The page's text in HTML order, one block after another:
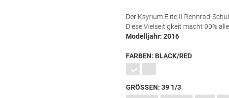
Der Ksyrium Elite II Rennrad-
Diese Vielseitigkeit macht 90%
Modelljahr: 2016
FARBEN: BLACK/RED
GRÖSSEN: 39 1/3